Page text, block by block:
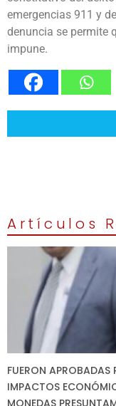
emergencias 911 y
denuncia se permite
impune.
Artículos
FUERON APROBADAS
IMPACTOS
MONEDAS